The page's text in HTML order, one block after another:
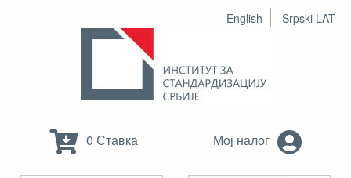
English Srpski LAT
0 Ставка Мој налог